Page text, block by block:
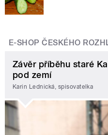
E-SHOP ČESKÉHO
Závěr příběhu staré
pod zemí
Karin Lednická, spisovatelka